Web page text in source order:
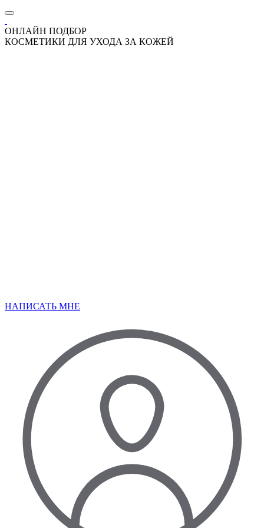
ОНЛАЙН ПОДБОР
КОСМЕТИКИ ДЛЯ УХОДА ЗА КОЖЕЙ
НАПИСАТЬ МНЕ